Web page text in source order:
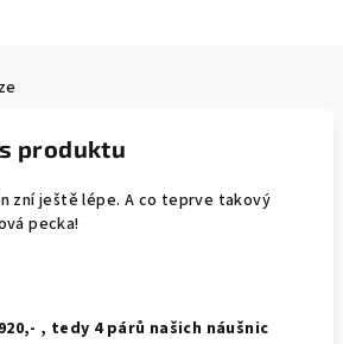
produktu
zní ještě lépe. A co teprve takový
pecka!
, tedy 4 párů našich náušnic